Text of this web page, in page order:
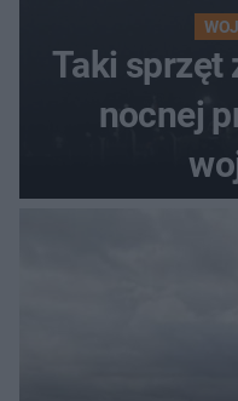
Taki sprzęt
nocnej